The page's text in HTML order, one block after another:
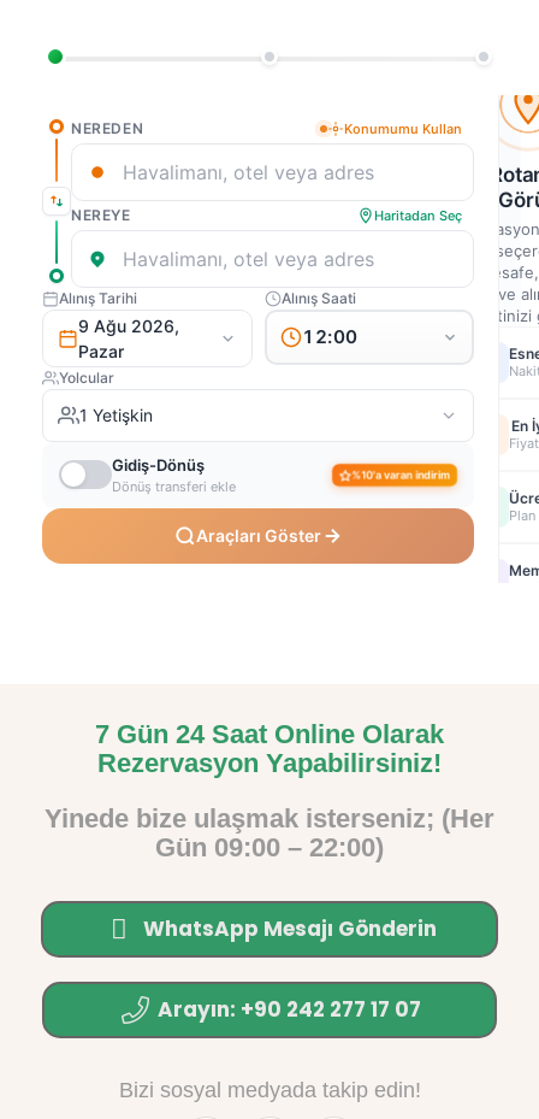
7 Gün 24 Saat Online Olarak
Rezervasyon Yapabilirsiniz!
Yinede bize ulaşmak isterseniz; (Her
Gün 09:00 – 22:00)
WhatsApp Mesajı Gönderin
Arayın: +90 242 277 17 07
Bizi sosyal medyada takip edin!